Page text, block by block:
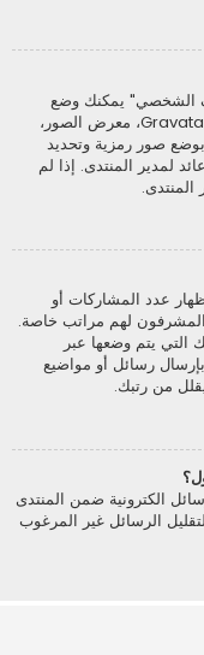
الشخصي" يمكنك وضع
صورة رمزية لك عن طريق واحدة من أربع طرق: Gravatar، معرض الصور،
صور رمزية وتحديد
لمدير المنتدى. إذا لم
المنتدى.
عدد المشاركات أو
لهم مراتب خاصة.
التي يتم وضعها عبر
رسائل أو مواضيع
من رتبك.
الكترونية ضمن المنتدى
الرسائل غير المرغوب